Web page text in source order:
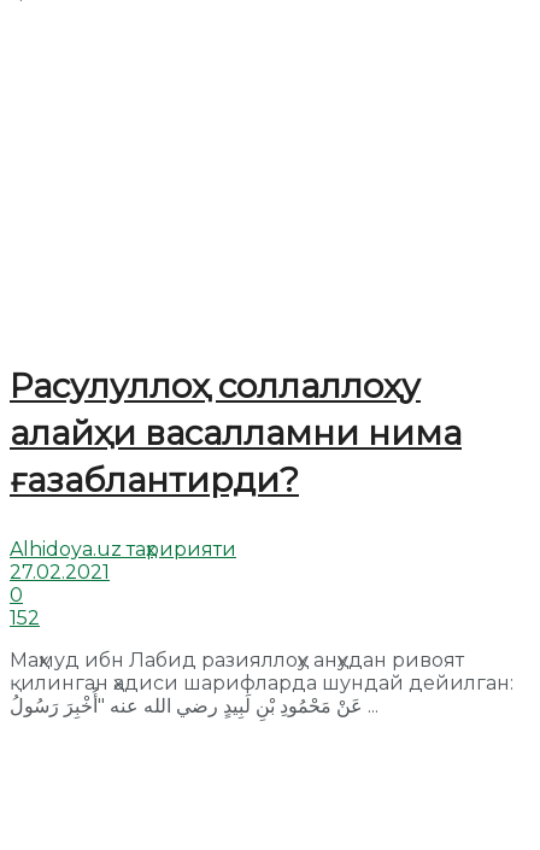
Расулуллоҳ соллаллоҳу
алайҳи васалламни нима
ғазаблантирди?
Alhidoya.uz таҳририяти
27.02.2021
0
152
Маҳмуд ибн Лабид разияллоҳу анҳудан ривоят
қилинган ҳадиси шарифларда шундай дейилган:
عَنْ مَحْمُودِ بْنِ لَبِيدٍ رضي الله عنه "أُخْبِرَ رَسُولُ ...